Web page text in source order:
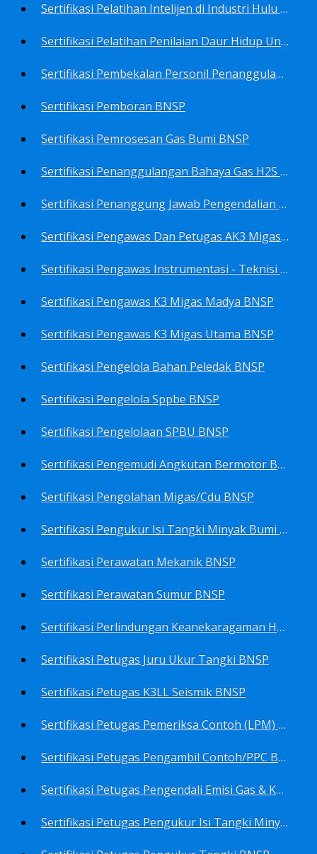
Sertifikasi Pelatihan Intelijen di Industri Hulu Minyak dan Gas Bumi BNSP
Sertifikasi Pelatihan Penilaian Daur Hidup Untuk PROPER (Life Cycle Asssment) BNSP
Sertifikasi Pembekalan Personil Penanggulangan Pencemaran Tingkat On-Scene Commander (IMO Level 2) BNSP
Sertifikasi Pemboran BNSP
Sertifikasi Pemrosesan Gas Bumi BNSP
Sertifikasi Penanggulangan Bahaya Gas H2S BNSP
Sertifikasi Penanggung Jawab Pengendalian Pencemaran Udara BNSP
Sertifikasi Pengawas Dan Petugas AK3 Migas BNSP
Sertifikasi Pengawas Instrumentasi - Teknisi Instrumentasi Tingkat 1 Dan 2 BNSP
Sertifikasi Pengawas K3 Migas Madya BNSP
Sertifikasi Pengawas K3 Migas Utama BNSP
Sertifikasi Pengelola Bahan Peledak BNSP
Sertifikasi Pengelola Sppbe BNSP
Sertifikasi Pengelolaan SPBU BNSP
Sertifikasi Pengemudi Angkutan Bermotor BNSP
Sertifikasi Pengolahan Migas/Cdu BNSP
Sertifikasi Pengukur Isi Tangki Minyak Bumi Dan Hasil Olahan BNSP
Sertifikasi Perawatan Mekanik BNSP
Sertifikasi Perawatan Sumur BNSP
Sertifikasi Perlindungan Keanekaragaman Hayati BNSP
Sertifikasi Petugas Juru Ukur Tangki BNSP
Sertifikasi Petugas K3LL Seismik BNSP
Sertifikasi Petugas Pemeriksa Contoh (LPM) Minyak Mentah BNSP
Sertifikasi Petugas Pengambil Contoh/PPC BNSP
Sertifikasi Petugas Pengendali Emisi Gas & Kebisingan Industri Migas BNSP
Sertifikasi Petugas Pengukur Isi Tangki Minyak Bumi dan Hasil Olahan BNSP